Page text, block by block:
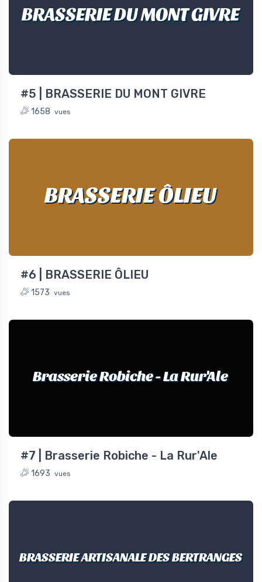
BRASSERIE DU MONT GIVRE
#5 | BRASSERIE DU MONT GIVRE
1658 vues
BRASSERIE ÔLIEU
#6 | BRASSERIE ÔLIEU
1573 vues
Brasserie Robiche - La Rur'Ale
#7 | Brasserie Robiche - La Rur'Ale
1693 vues
BRASSERIE ARTISANALE DES BERTRANGES